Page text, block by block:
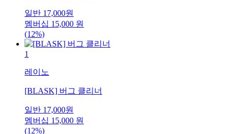
일반 17,000원
멤버십 15,000 원
(12%)
1
레이노
[BLASK] 버그 클리너
일반 17,000원
멤버십 15,000 원
(12%)